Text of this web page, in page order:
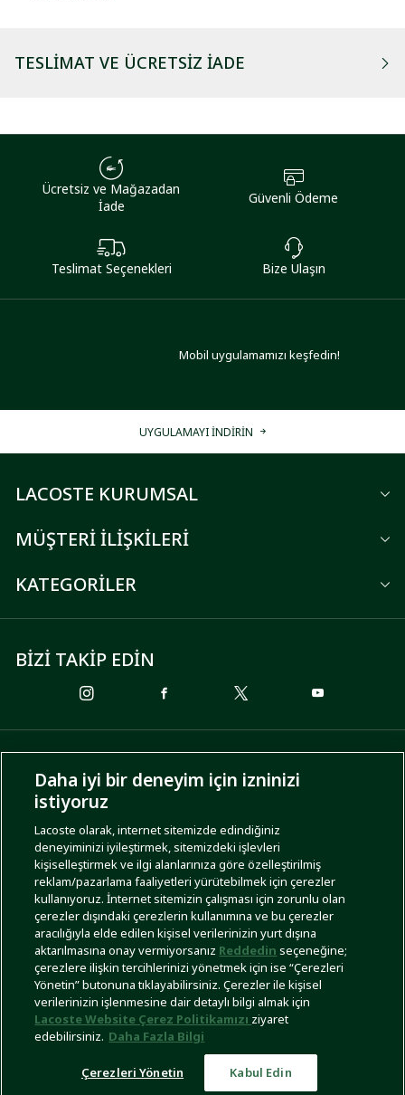
TESLIMAT VE ÜCRETSIZ İADE
Ücretsiz ve Mağazadan
İade
Güvenli Ödeme
Teslimat Seçenekleri Bize Ulaşın
Mobil uygulamamızı keşfedin!
UYGULAMAYI İNDİRİN
LACOSTE KURUMSAL
MÜŞTERİ İLİŞKİLERİ
KATEGORİLER
BİZİ TAKİP EDİN
ÖDEME SEÇENEKLERİ
KARGO SEÇENEKLERİ
İşlem RehberiSite HaritasıKullanım ŞartlarıGizlilik Politikası
Daha iyi bir deneyim için izninizi
istiyoruz
Lacoste olarak, internet sitemizde edindiğiniz
deneyiminizi iyileştirmek, sitemizdeki işlevleri
kişiselleştirmek ve ilgi alanlarınıza göre özelleştirilmiş
reklam/pazarlama faaliyetleri yürütebilmek için çerezler
kullanıyoruz. İnternet sitemizin çalışması için zorunlu olan
çerezler dışındaki çerezlerin kullanımına ve bu çerezler
aracılığıyla elde edilen kişisel verilerinizin yurt dışına
aktarılmasına onay vermiyorsanız Reddedin seçeneğine;
çerezlere ilişkin tercihlerinizi yönetmek için ise “Çerezleri
Yönetin” butonuna tıklayabilirsiniz. Çerezler ile kişisel
verilerinizin işlenmesine dair detaylı bilgi almak için
Lacoste Website Çerez Politikamızı ziyaret
edebilirsiniz. Daha Fazla Bilgi
Çerezleri Yönetin Kabul Edin